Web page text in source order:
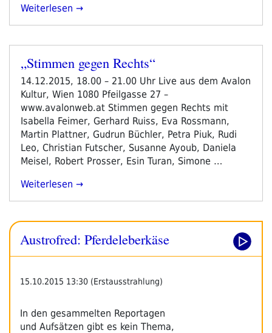
„Wir
Weiterlesen
Veröffentlicht
„Stimmen gegen Rechts“
14.12.2015, 18.00 – 21.00 Uhr Live aus dem Avalon
Kultur, Wien 1080 Pfeilgasse 27 –
www.avalonweb.at Stimmen gegen Rechts mit
Isabella Feimer, Gerhard Ruiss, Eva Rossmann,
Martin Plattner, Gudrun Büchler, Petra Piuk, Rudi
Leo, Christian Futscher, Susanne Ayoub, Daniela
Meisel, Robert Prosser, Esin Turan, Simone …
„„Stimmen
Weiterlesen
Austrofred: Pferdeleberkäse
15.10.2015 13:30 (Erstausstrahlung)
In den gesammelten Reportagen
und Aufsätzen gibt es kein Thema,